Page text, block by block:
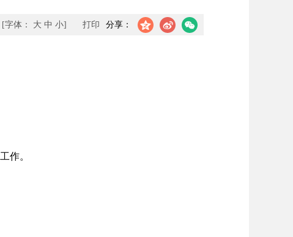
分享：
[字体： 大 中 小] 打印
作。